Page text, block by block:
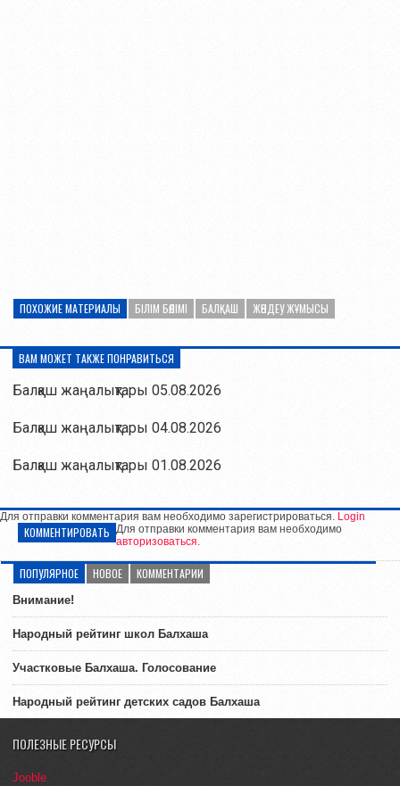
ПОХОЖИЕ МАТЕРИАЛЫ БІЛІМ БӨЛІМІ БАЛҚАШ ЖӨНДЕУ ЖҰМЫСЫ
ВАМ МОЖЕТ ТАКЖЕ ПОНРАВИТЬСЯ
Балқаш жаңалықтары 05.08.2026
Балқаш жаңалықтары 04.08.2026
Балқаш жаңалықтары 01.08.2026
Для отправки комментария вам необходимо зарегистрироваться. Login
КОММЕНТИРОВАТЬ Для отправки комментария вам необходимо
авторизоваться.
ПОПУЛЯРНОЕ НОВОЕ КОММЕНТАРИИ
Внимание!
Народный рейтинг школ Балхаша
Участковые Балхаша. Голосование
Народный рейтинг детских садов Балхаша
ПОЛЕЗНЫЕ РЕСУРСЫ
Jooble